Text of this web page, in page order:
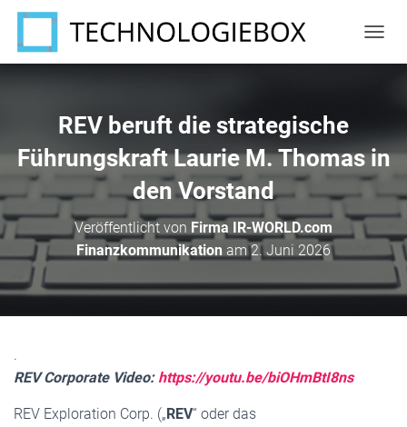
A
T
I
U
M
S
H
REV beruft die strategische
Führungskraft Laurie M. Thomas in
den Vorstand
Veröffentlicht von Firma IR-WORLD.com
Finanzkommunikation am2. Juni 2026
.
REV Corporate Video: https://youtu.be/biOHmBtI8ns
REV Exploration Corp. („REV“ oder das